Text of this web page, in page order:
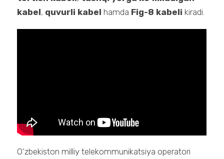
kabel, quvurli kabel hamda Fig-8 kabeli kiradi.
O‘zbekiston milliy telekommunikatsiya operatori